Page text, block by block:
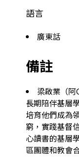
語言
廣東話
備註
梁啟業（
長期陪伴基層
培育他們成為
窮，實踐基督
心讀書的基層
區團體和教會